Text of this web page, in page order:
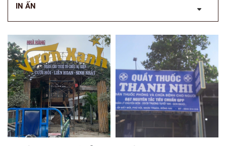
IN ẤN